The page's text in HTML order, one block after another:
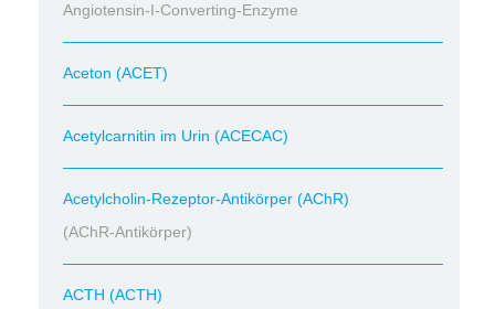
Angiotensin-I-Converting-Enzyme
Aceton (ACET)
Acetylcarnitin im Urin (ACECAC)
Acetylcholin-Rezeptor-Antikörper (AChR)
(AChR-Antikörper)
ACTH (ACTH)